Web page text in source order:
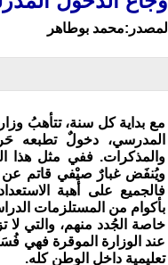
المصدر:محمد بوطاهر
مع بداية كل سنة، تتأهبُ
المدرسي، دخولٌ تطبعه
والمذكرات. ففي مثل هذا
ويُنفَض غبارٌ صيْفي قاتم عن
فالجميع على أهبة
بأكوام من المستلزمات
خاصة الجُدد منهم، والتي لا
عند الوزارة الموقرة فهي
تعليمية داخل الوطن كله.